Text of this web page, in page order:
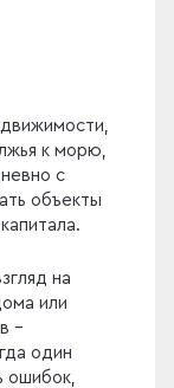
к морю,
с
объекты
на
или
-
один
ошибок,